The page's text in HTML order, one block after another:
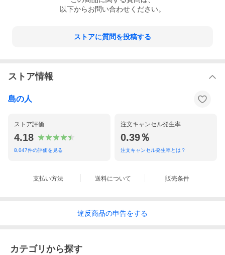
以下からお問い合わせください。
ストアに質問を投稿する
ストア情報
島の人
ストア評価
4.18
8,047件の評価を見る
注文キャンセル発生率
0.39％
注文キャンセル発生率とは？
支払い方法 送料について 販売条件
違反商品の申告をする
カテゴリから探す